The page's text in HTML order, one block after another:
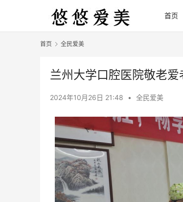
首页
首页 全民爱美
兰州大学口腔医院敬老爱
2024年10月26日 21:48 • 全民爱美